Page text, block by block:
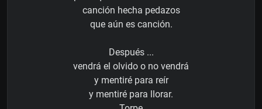
canción hecha pedazos
que aún es canción.
Después ...
vendrá el olvido o no vendrá
y mentiré para reír
y mentiré para llorar.